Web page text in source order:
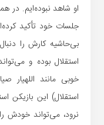
او شاهد نبوده‌ایم. در
جلسات خود تأکید
بی‌حاشیه کارش را
استقلال بوده و
خوبی مانند اللهیار
استقلال) این بازیکن
نرود، می‌تواند خودش